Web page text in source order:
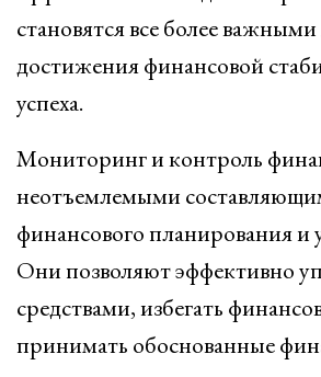
становятся все более
достижения финансовой
успеха.
Мониторинг и контроль
неотъемлемыми
финансового планирования и
Они позволяют эффективно
средствами, избегать
принимать обоснованные